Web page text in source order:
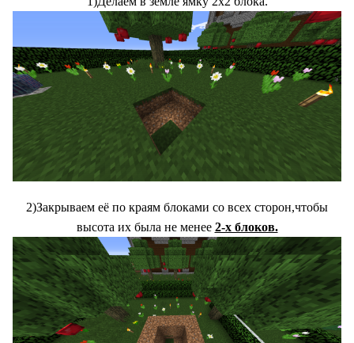
2)Закрываем её по краям блоками со всех сторон,чтобы
высота их была не менее 2-х блоков.